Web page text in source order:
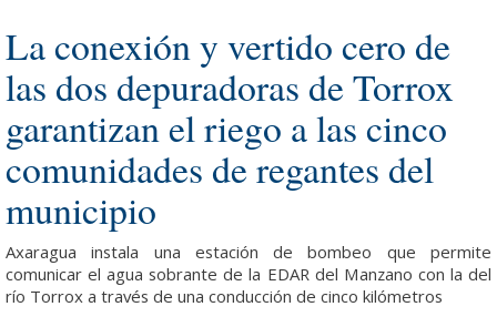
La conexión y vertido cero de
las dos depuradoras de Torrox
garantizan el riego a las cinco
comunidades de regantes del
municipio
Axaragua instala una estación de bombeo que permite
comunicar el agua sobrante de la EDAR del Manzano con la del
río Torrox a través de una conducción de cinco kilómetros